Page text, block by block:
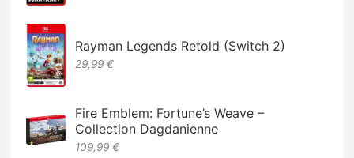
Rayman Legends Retold (Switch 2)
29,99 €
Fire Emblem: Fortune’s Weave –
Collection Dagdanienne
109,99 €